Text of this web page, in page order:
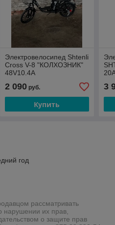
Электровелосипед Shtenli
Cross V-8 "КОЛХОЗНИК"
48V10.4A
2 090руб.
Купить
3
год
рассматривать
нарушении их прав,
о защите прав